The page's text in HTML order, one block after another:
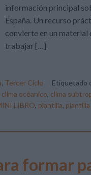
información principal
España. Un recurso
convierte en un
trabajar […]
, Tercer Ciclo Etiquetado
clima océanico, clima
LIBRO, plantilla,
formar